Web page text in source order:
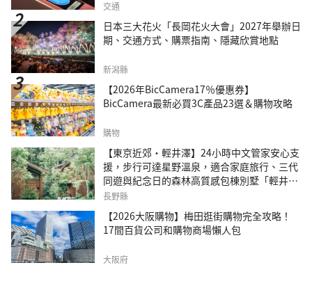
交通
日本三大花火「長岡花火大會」2027年舉辦日
期、交通方式、購票指南、隱藏欣賞地點
新潟縣
【2026年BicCamera17％優惠券】
BicCamera最新必買3C產品23選＆購物攻略
購物
【東京近郊・輕井澤】24小時中文管家安心支
援，步行可達星野溫泉，適合家庭旅行、三代
同遊與紀念日的森林高質感包棟別墅「輕井澤
森四季VILLA」
長野縣
【2026大阪購物】梅田逛街購物完全攻略！
17間百貨公司和購物商場懶人包
大阪府